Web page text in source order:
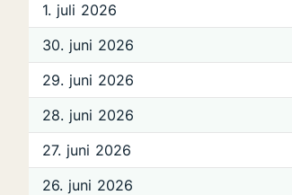
1. juli 2026
30. juni 2026
29. juni 2026
28. juni 2026
27. juni 2026
26. juni 2026